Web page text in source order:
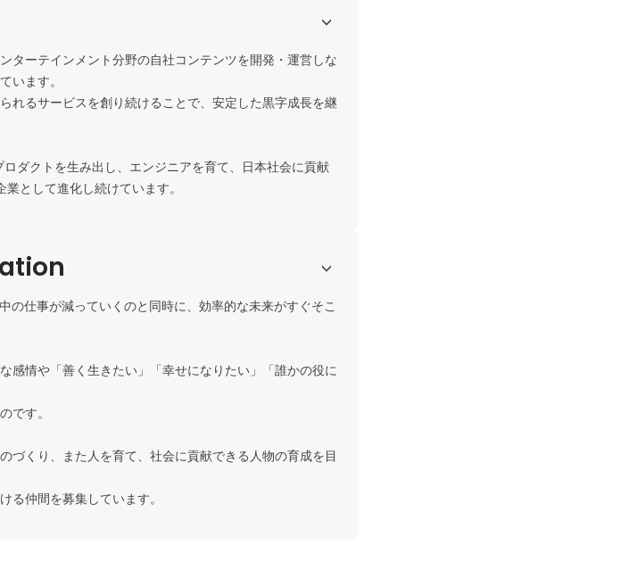
ターテインメント分野の自社コンテンツを開発・運営しな
います。
れるサービスを創り続けることで、安定した黒字成長を継
ダクトを生み出し、エンジニアを育て、日本社会に貢献
として進化し続けています。
の仕事が減っていくのと同時に、効率的な未来がすぐそこ
感情や「善く生きたい」「幸せになりたい」「誰かの役に
です。
づくり、また人を育て、社会に貢献できる人物の育成を目
る仲間を募集しています。